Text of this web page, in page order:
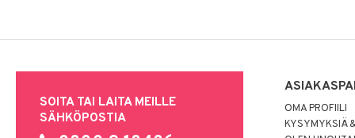
SOITA TAI LAITA MEILLE
SÄHKÖPOSTIA
OMA PROFIILI
KYSYMYKSIÄ